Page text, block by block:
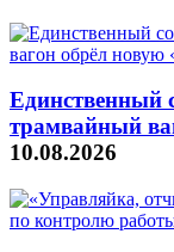
Единственный
трамвайный
10.08.2026